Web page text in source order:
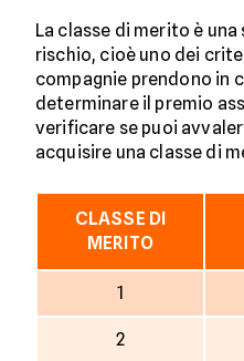
La classe di merito è
rischio, cioè uno dei
compagnie prendono in
determinare il premio
verificare se puoi
acquisire una classe di
CLASSE DI
MERITO
1
2